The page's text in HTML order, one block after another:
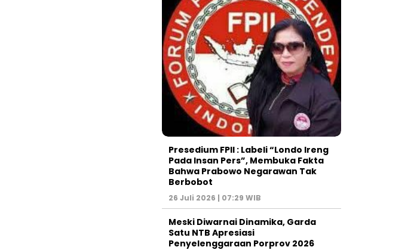
Presedium FPII : Labeli “Londo Ireng
Pada Insan Pers”, Membuka Fakta
Bahwa Prabowo Negarawan Tak
Berbobot
26 Juli 2026 | 07:29 WIB
Meski Diwarnai Dinamika, Garda
Satu NTB Apresiasi
Penyelenggaraan Porprov 2026 ‎